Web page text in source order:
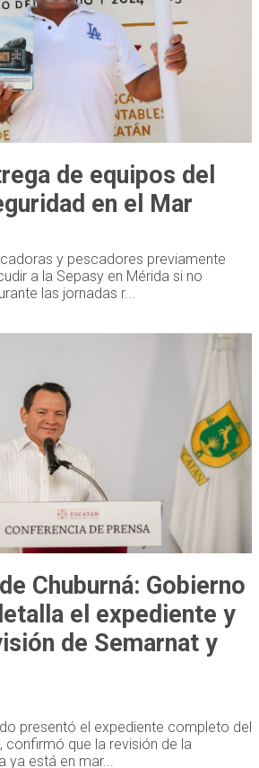
de equipos del
en el Mar
y pescadores previamente
a la Sepasy en Mérida si no
las jornadas r...
Chuburná: Gobierno
el expediente y
de Semarnat y
presentó el expediente completo del
confirmó que la revisión de la
está en mar...